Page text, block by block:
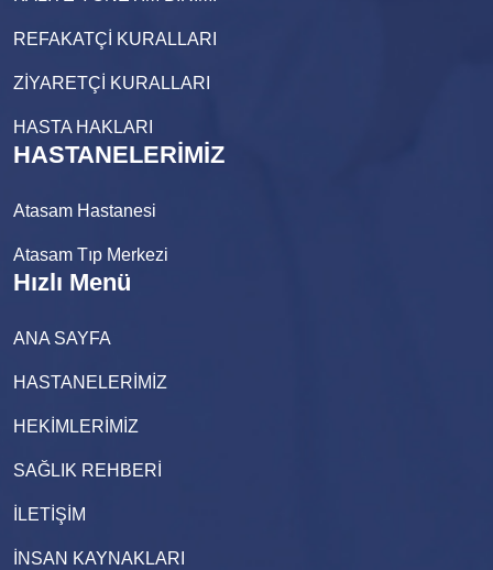
REFAKATÇİ KURALLARI
ZİYARETÇİ KURALLARI
HASTA HAKLARI
HASTANELERİMİZ
Atasam Hastanesi
Atasam Tıp Merkezi
Hızlı Menü
ANA SAYFA
HASTANELERİMİZ
HEKİMLERİMİZ
SAĞLIK REHBERİ
İLETİŞİM
İNSAN KAYNAKLARI